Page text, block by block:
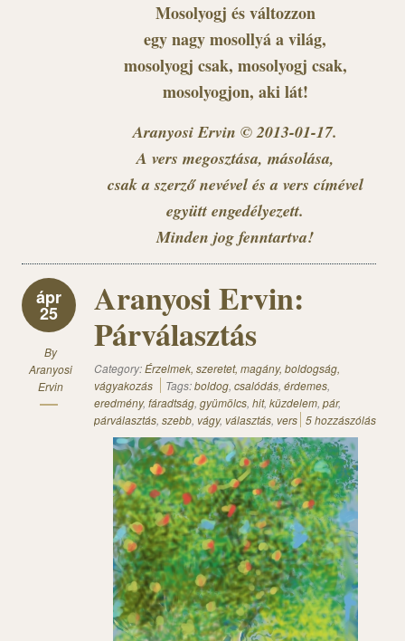
Mosolyogj és változzon
egy nagy mosollyá a világ,
mosolyogj csak, mosolyogj csak,
mosolyogjon, aki lát!
Aranyosi Ervin © 2013-01-17.
A vers megosztása, másolása,
csak a szerző nevével és a vers címével
együtt engedélyezett.
Minden jog fenntartva!
ápr
25
By
Aranyosi
Ervin
Aranyosi Ervin:
Párválasztás
Category:Érzelmek, szeretet, magány, boldogság,
vágyakozás
Tags:boldog, csalódás, érdemes,
eredmény, fáradtság, gyümölcs, hit, küzdelem, pár,
párválasztás, szebb, vágy, választás, vers 5 hozzászólás